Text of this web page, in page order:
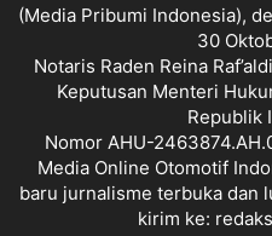
(Media Pribumi Indonesia),
30
Notaris Raden Reina
Keputusan Menteri
Republik
Nomor AHU-
Media Online Otomotif
baru jurnalisme terbuka dan
kirim ke: